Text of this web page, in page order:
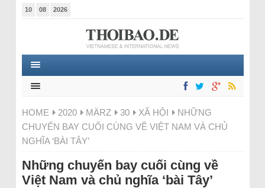
10 08 2026
HOME 2020 MÄRZ 30 XÃ HỘI
NHỮNG
CHUYẾN BAY CUỐI CÙNG VỀ VIỆT NAM VÀ CHỦ
NGHĨA ‘BÀI TÂY’
Những chuyến bay cuối cùng về
Việt Nam và chủ nghĩa ‘bài Tây’